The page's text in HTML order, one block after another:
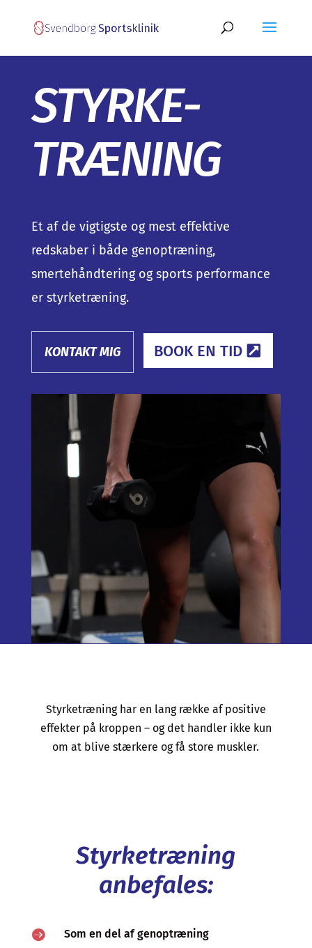
STYRKE-
TRÆNING
Et af de vigtigste og mest effektive
redskaber i både genoptræning,
smertehåndtering og sports performance
er styrketræning.
KONTAKT MIG BOOK EN TID
Styrketræning har en lang række af positive
effekter på kroppen – og det handler ikke kun
om at blive stærkere og få store muskler.
Styrketræning
anbefales:
 Som en del af genoptræning